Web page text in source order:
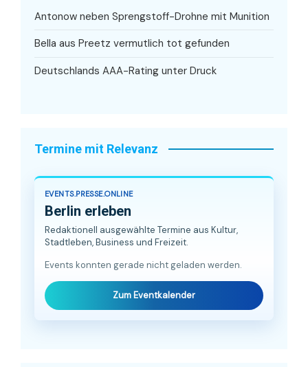
Antonow neben Sprengstoff-Drohne mit Munition
Bella aus Preetz vermutlich tot gefunden
Deutschlands AAA-Rating unter Druck
Termine mit Relevanz
EVENTS.PRESSE.ONLINE
Berlin erleben
Redaktionell ausgewählte Termine aus Kultur,
Stadtleben, Business und Freizeit.
Events konnten gerade nicht geladen werden.
Zum Eventkalender